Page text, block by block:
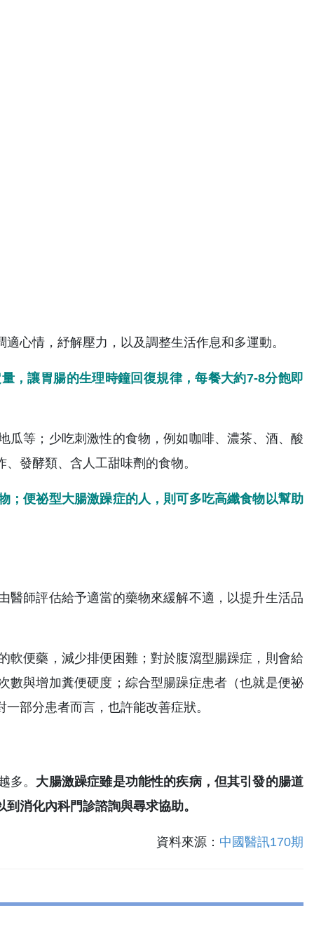
心情，紓解壓力，以及調整生活作息和多運動。
，讓胃腸的生理時鐘回復規律，每餐大約7-8分飽即
瓜等；少吃刺激性的食物，例如咖啡、濃茶、酒、酸
發酵類、含人工甜味劑的食物。
；便祕型大腸激躁症的人，則可多吃高纖食物以幫助
醫師評估給予適當的藥物來緩解不適，以提升生活品
軟便藥，減少排便困難；對於腹瀉型腸躁症，則會給
數與增加糞便硬度；綜合型腸躁症患者（也就是便祕
部分患者而言，也許能改善症狀。
多。 大腸激躁症雖是功能性的疾病，但其引發的腸道
消化內科門診諮詢與尋求協助。
資料來源： 中國醫訊170期